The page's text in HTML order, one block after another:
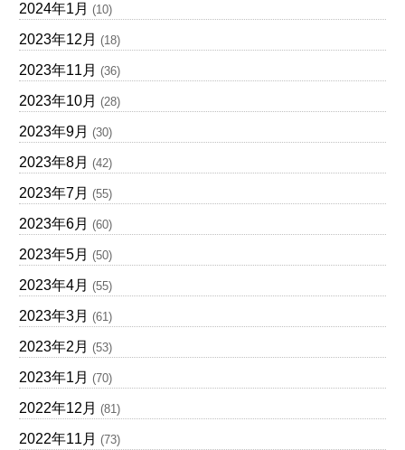
2024年1月 (10)
2023年12月 (18)
2023年11月 (36)
2023年10月 (28)
2023年9月 (30)
2023年8月 (42)
2023年7月 (55)
2023年6月 (60)
2023年5月 (50)
2023年4月 (55)
2023年3月 (61)
2023年2月 (53)
2023年1月 (70)
2022年12月 (81)
2022年11月 (73)